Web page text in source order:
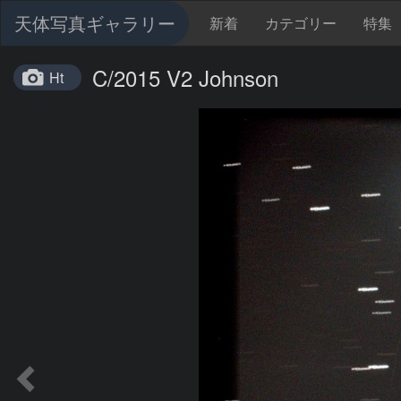
天体写真ギャラリー 新着 カテゴリー 特集
Ht C/2015 V2 Johnson